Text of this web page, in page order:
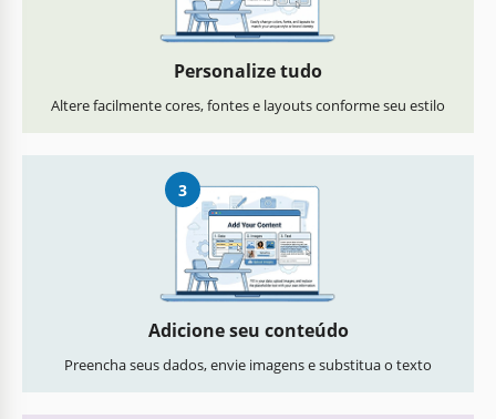
Personalize tudo
Altere facilmente cores, fontes e layouts conforme seu estilo
3
Adicione seu conteúdo
Preencha seus dados, envie imagens e substitua o texto